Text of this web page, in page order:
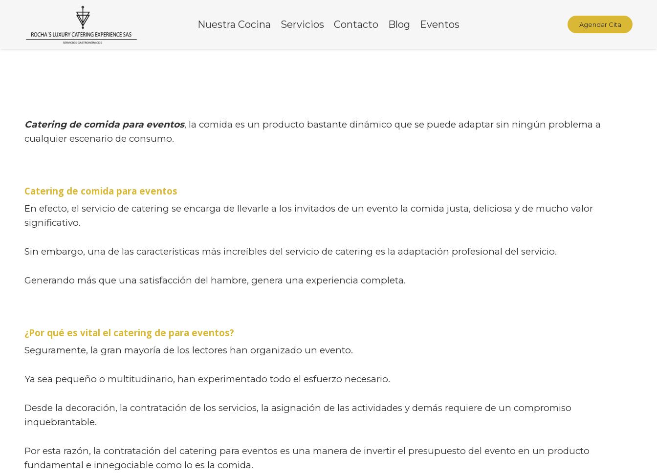
Nuestra Cocina Servicios Contacto Blog Eventos Agendar Cita
Catering de comida para eventos, la comida es un producto bastante dinámico que se puede adaptar sin ningún problema a
cualquier escenario de consumo.
Catering de comida para eventos
En efecto, el servicio de catering se encarga de llevarle a los invitados de un evento la comida justa, deliciosa y de mucho valor
significativo.
Sin embargo, una de las características más increíbles del servicio de catering es la adaptación profesional del servicio.
Generando más que una satisfacción del hambre, genera una experiencia completa.
¿Por qué es vital el catering de para eventos?
Seguramente, la gran mayoría de los lectores han organizado un evento.
Ya sea pequeño o multitudinario, han experimentado todo el esfuerzo necesario.
Desde la decoración, la contratación de los servicios, la asignación de las actividades y demás requiere de un compromiso
inquebrantable.
Por esta razón, la contratación del catering para eventos es una manera de invertir el presupuesto del evento en un producto
fundamental e innegociable como lo es la comida.